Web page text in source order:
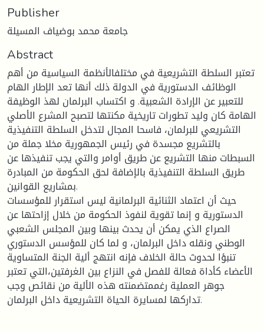
Publisher
جامعة محمد بوضياف المسيلة
Abstract
تعتبر السلطة التشريعية في مختلفالأنظمة السياسية من أهم
الوظائف الدستورية في الدولة ذلك أنها تعد الإطار الهام
للتعبير عن الإرادة الشعبية. و اكتساب البرلمان لهذ الوظيفة
الهامة كان وليد تطورات تاريخية مكنتها لتصبح المشرع الأصلي
التشريعي للبرلمان، فاسحا المجال لتدخل السلطة التنفيذية
بالتشريع مجسدة في رئيس الجمهورية مخلا جملة من
السبطات منها التشريع عن طريق أوامر والتي يجب تنفيذها عن
طريق السلطة التنفيذية بالإضافة لحق الحكومة من المبادرة
بمشاريع القوانين.
حيث أن اعتماد الثنائية البرلمانية ليس استقرار للمؤسسات
الدستورية و إنما تقوية لنفوذ الحكومة من خلال إزاحتها عن
الصراع الذي يمكن أن يحدث بينها وبين المجلس الشعبي
الوطني ونقله داخل البرلمان، و لما كان للمؤسس الدستوري
تنبؤا لحدوث حالة الخلاف فإنه انتهج ألية الجنة المتساوية
الأعضاء كأداة فعالة للفصل في النزاع بين الغرفتين،التي تعتبر
جوهر العملية رغممتضمنته هذه الألية من نقائص وجب
تداركها لمسايرة الحياة التشريعية داخل البرلمان.